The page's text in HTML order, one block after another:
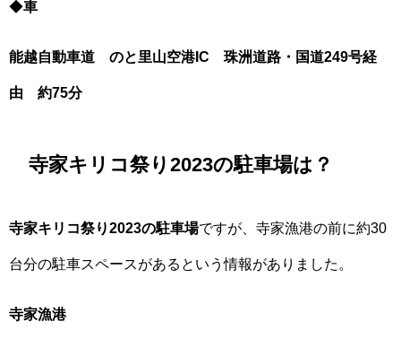
◆車
能越自動車道 のと里山空港IC 珠洲道路・国道249号経
由 約75分
寺家キリコ祭り2023の駐車場は？
寺家キリコ祭り2023の駐車場ですが、寺家漁港の前に約30
台分の駐車スペースがあるという情報がありました。
寺家漁港